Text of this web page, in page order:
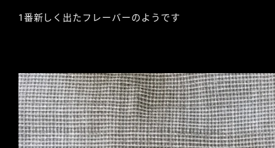
1番新しく出たフレーバーのようです